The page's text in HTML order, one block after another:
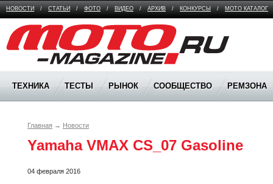
НОВОСТИ / СТАТЬИ / ФОТО / ВИДЕО / АРХИВ / КОНКУРСЫ / МОТО КАТАЛОГ
Moto Magazine
ТЕХНИКА ТЕСТЫ РЫНОК СООБЩЕСТВО РЕМЗОНА
Главная → Новости
Yamaha VMAX CS_07 Gasoline
04 февраля 2016